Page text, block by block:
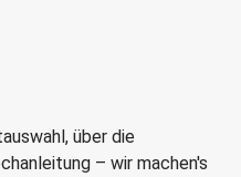
über die
– wir machen's